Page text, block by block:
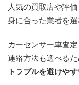
人気の買取店や評
身に合った業者を選
カーセンサー車査
連絡方法も選べるた
トラブルを避けやす